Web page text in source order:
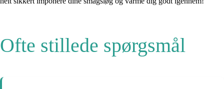
Ofte stillede spørgsmål